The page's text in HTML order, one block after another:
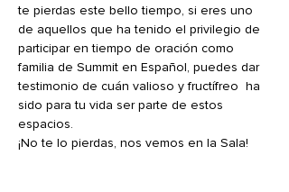
te pierdas este bello tiempo, si eres uno
de aquellos que ha tenido el privilegio de
participar en tiempo de oración como
familia de Summit en Español, puedes dar
testimonio de cuán valioso y fructífreo  ha
sido para tu vida ser parte de estos
espacios.
¡No te lo pierdas, nos vemos en la Sala!